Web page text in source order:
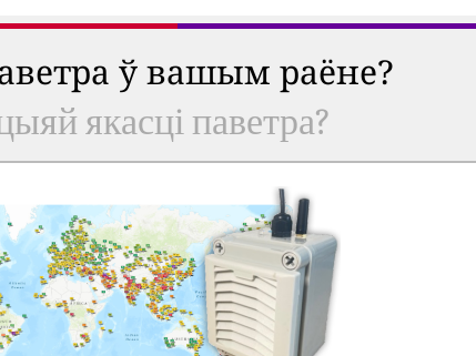
ў вашым раёне?
якасці паветра?